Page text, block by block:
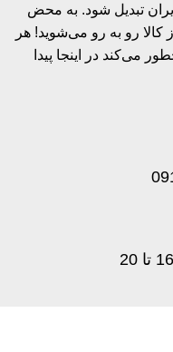
تبدیل شود. به محض
کالا رو به رو می‌شوید! هر
می‌کند در اینجا پیدا